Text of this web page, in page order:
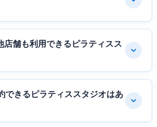
店舗も利用できるピラティスス
できるピラティススタジオはあ